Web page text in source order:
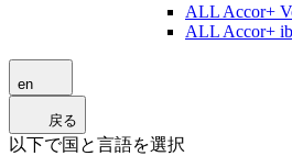
ALL Accor+
ALL Accor+
en
戻る
以下で国と言語を選択